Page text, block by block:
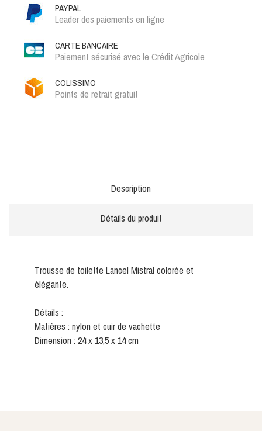
PAYPAL
Leader des paiements en ligne
CARTE BANCAIRE
Paiement sécurisé avec le Crédit Agricole
COLISSIMO
Points de retrait gratuit
Description
Détails du produit
Trousse de toilette Lancel Mistral colorée et
élégante.
Détails :
Matières : nylon et cuir de vachette
Dimension : 24 x 13,5 x 14 cm